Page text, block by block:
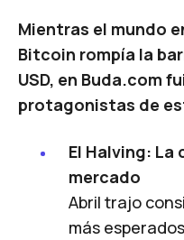
Mientras el mundo
Bitcoin rompía la
USD, en Buda.com
protagonistas de
El Halving: La
mercado
Abril trajo
más